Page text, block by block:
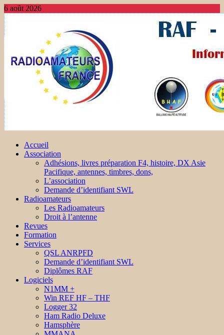
6 août 2026
Accueil
Association
Adhésions, livres préparation F4, histoire, DX Asie
Pacifique, antennes, timbres, dons,
L’association
Demande d’identifiant SWL
Radioamateurs
Les Radioamateurs
Droit à l’antenne
Revues
Formation
Services
QSL ANRPFD
Demande d’identifiant SWL
Diplômes RAF
Logiciels
N1MM +
Win REF HF – THF
Logger 32
Ham Radio Deluxe
Hamsphère